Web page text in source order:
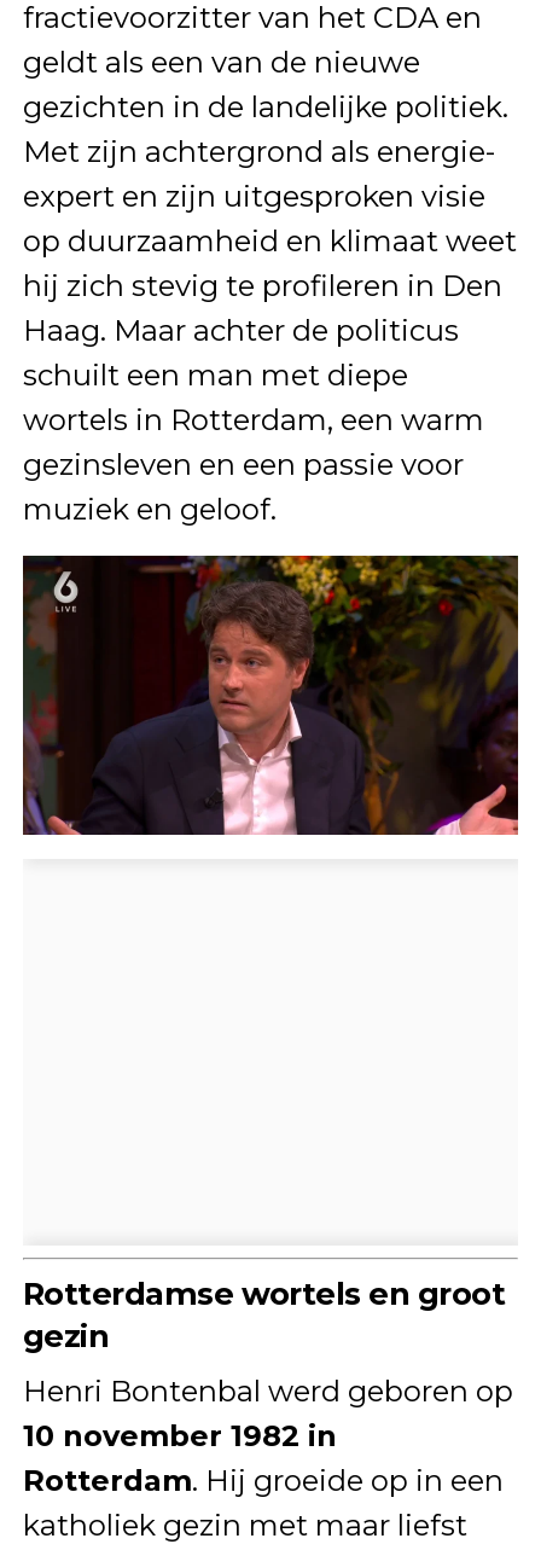
fractievoorzitter van het CDA en
geldt als een van de nieuwe
gezichten in de landelijke politiek.
Met zijn achtergrond als energie-
expert en zijn uitgesproken visie
op duurzaamheid en klimaat weet
hij zich stevig te profileren in Den
Haag. Maar achter de politicus
schuilt een man met diepe
wortels in Rotterdam, een warm
gezinsleven en een passie voor
muziek en geloof.
Rotterdamse wortels en groot
gezin
Henri Bontenbal werd geboren op
10 november 1982 in
Rotterdam. Hij groeide op in een
katholiek gezin met maar liefst